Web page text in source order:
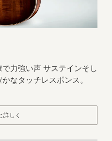
力強い声 サステインそし
なタッチレスポンス。
詳しく